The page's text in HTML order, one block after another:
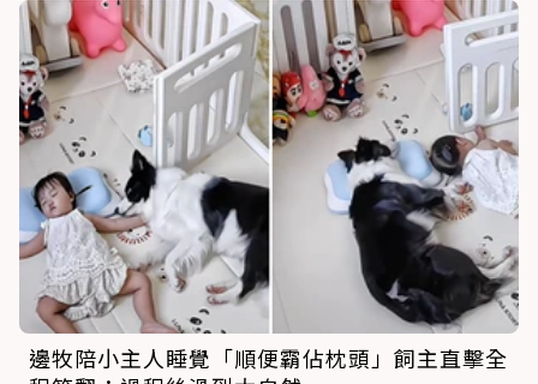
邊牧陪小主人睡覺「順便霸佔枕頭」飼主直擊全